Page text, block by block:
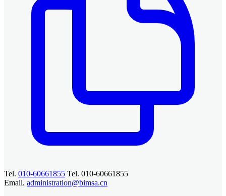
Tel. 010-60661855 Tel. 010-60661855
Email. administration@bimsa.cn